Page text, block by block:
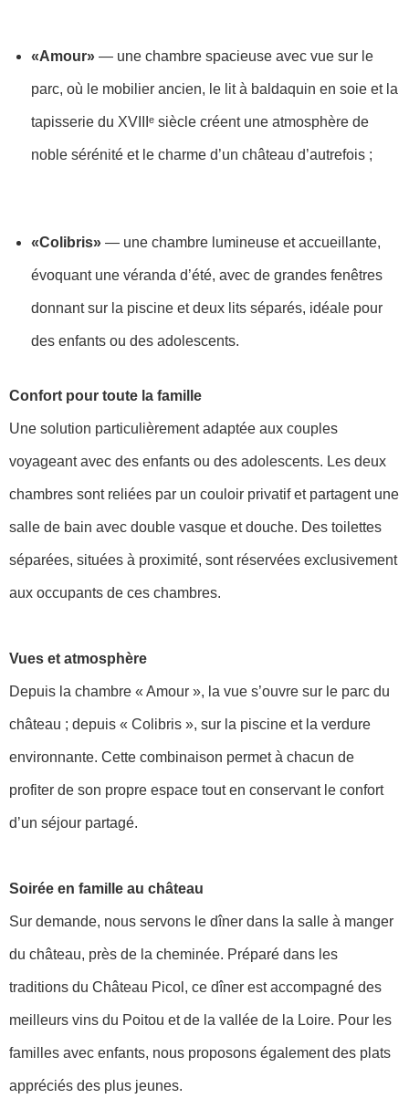
«Amour» — une chambre spacieuse avec vue sur le
parc, où le mobilier ancien, le lit à baldaquin en soie et la
tapisserie du XVIIIᵉ siècle créent une atmosphère de
noble sérénité et le charme d’un château d’autrefois ;
«Colibris» — une chambre lumineuse et accueillante,
évoquant une véranda d’été, avec de grandes fenêtres
donnant sur la piscine et deux lits séparés, idéale pour
des enfants ou des adolescents.
Confort pour toute la famille
Une solution particulièrement adaptée aux couples
voyageant avec des enfants ou des adolescents. Les deux
chambres sont reliées par un couloir privatif et partagent une
salle de bain avec double vasque et douche. Des toilettes
séparées, situées à proximité, sont réservées exclusivement
aux occupants de ces chambres.
Vues et atmosphère
Depuis la chambre « Amour », la vue s’ouvre sur le parc du
château ; depuis « Colibris », sur la piscine et la verdure
environnante. Cette combinaison permet à chacun de
profiter de son propre espace tout en conservant le confort
d’un séjour partagé.
Soirée en famille au château
Sur demande, nous servons le dîner dans la salle à manger
du château, près de la cheminée. Préparé dans les
traditions du Château Picol, ce dîner est accompagné des
meilleurs vins du Poitou et de la vallée de la Loire. Pour les
familles avec enfants, nous proposons également des plats
appréciés des plus jeunes.